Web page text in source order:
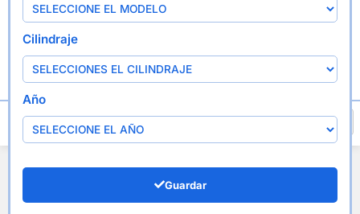
Cilindraje
Año
Guardar
Reparacion Barra